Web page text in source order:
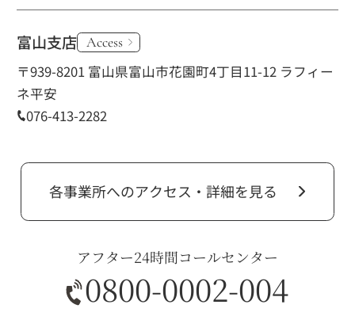
富山支店 Access
〒939-8201 富山県富山市花園町4丁目11-12 ラフィー
ネ平安
076-413-2282
各事業所へのアクセス・詳細を見る
アフター24時間コールセンター
0800-0002-004